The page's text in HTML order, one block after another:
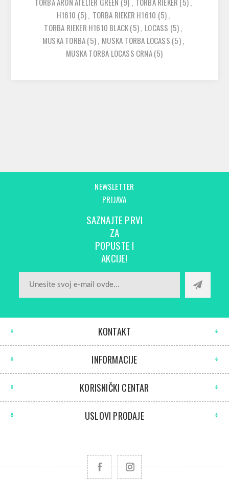
H1610 (5), TORBA RIEKER H1610 (5),
TORBA RIEKER H1610 BLACK(5), LOCASS (5),
MUSKA TORBA(5), MUSKA TORBA LOCASS (5),
MUSKA TORBA LOCASS CRNA(5)
NEWSLETTER
PRIJAVA
SAZNAJTE PRVI
ZA
POPUSTE I
AKCIJE!
KONTAKT
INFORMACIJE
KORISNIČKI CENTAR
USLOVI PRODAJE